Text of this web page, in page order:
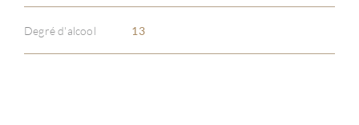
Degré d'alcool 13